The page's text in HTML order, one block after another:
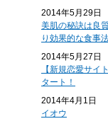
2014年5月29日
美肌の秘訣は良
り効果的な食事
2014年5月27日
【新規恋愛サイ
タート！
2014年4月1日
イオウ